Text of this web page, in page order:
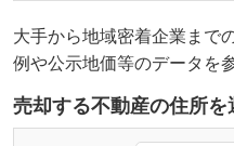
大手から地域密着企業まで
例や公示地価等のデータを
売却する不動産の住所を